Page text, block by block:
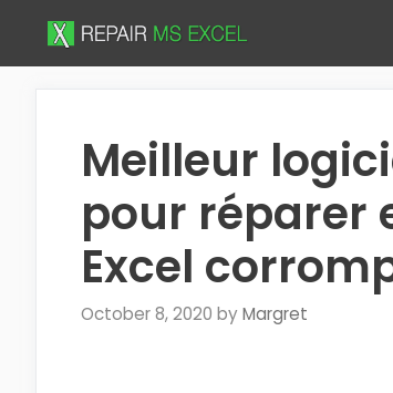
Meilleur
pour réparer
Excel
October 8, 2020 by Margret